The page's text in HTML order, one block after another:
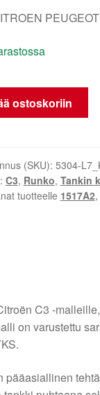
ostoskoriin
(SKU): 5304-
C3, Runko, Tankin
tuotteelle 1517A2,
C3 -
on varustettu
pääasiallinen